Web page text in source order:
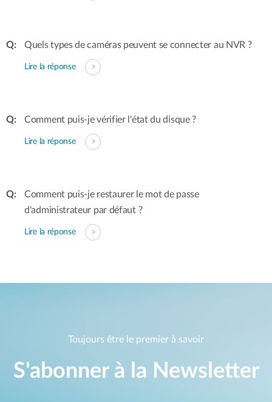
Quels types de caméras peuvent se connecter au NVR ?
Lire la réponse
Comment puis-je vérifier l'état du disque ?
Lire la réponse
Comment puis-je restaurer le mot de passe
d'administrateur par défaut ?
Lire la réponse
Toujours être le premier à savoir
S'abonner à la Newsletter